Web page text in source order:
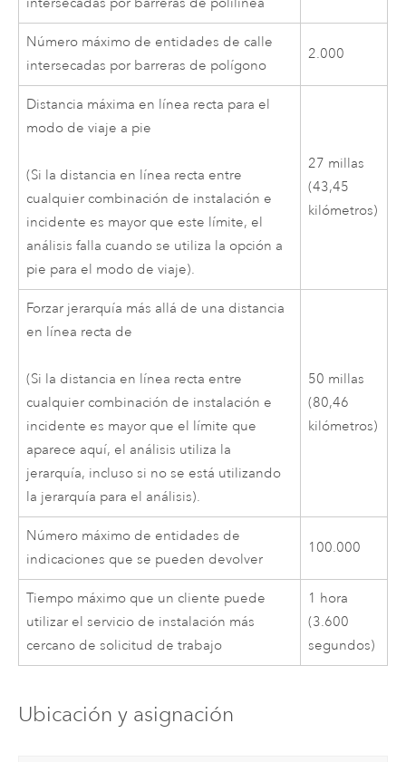
Número máximo de entidades de calle
intersecadas por barreras de polígono
2.000
Distancia máxima en línea recta para el
modo de viaje a pie
(Si la distancia en línea recta entre
cualquier combinación de instalación e
incidente es mayor que este límite, el
análisis falla cuando se utiliza la opción a
pie para el modo de viaje).
27 millas
(43,45
kilómetros)
Forzar jerarquía más allá de una distancia
en línea recta de
(Si la distancia en línea recta entre
cualquier combinación de instalación e
incidente es mayor que el límite que
aparece aquí, el análisis utiliza la
jerarquía, incluso si no se está utilizando
la jerarquía para el análisis).
50 millas
(80,46
kilómetros)
Número máximo de entidades de
indicaciones que se pueden devolver
100.000
Tiempo máximo que un cliente puede
utilizar el servicio de instalación más
cercano de solicitud de trabajo
1 hora
(3.600
segundos)
Ubicación y asignación